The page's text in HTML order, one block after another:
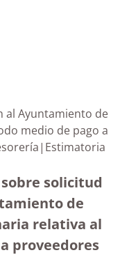
al Ayuntamiento de
medio de pago a
solicitud
de
relativa al
proveedores